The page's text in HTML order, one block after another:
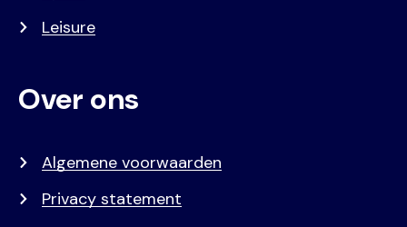
Leisure
Over ons
Algemene voorwaarden
Privacy statement